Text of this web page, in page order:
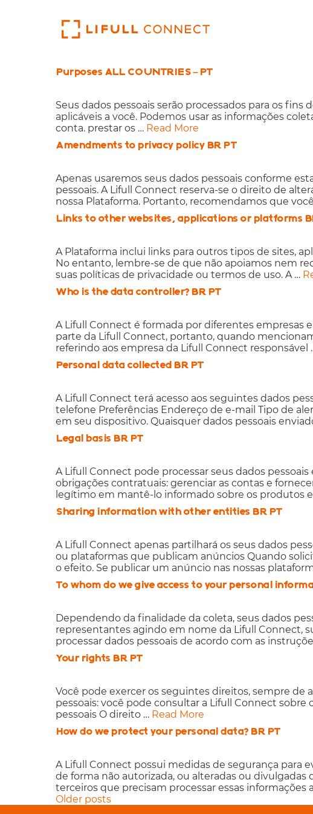
Purposes ALL COUNTRIES – PT
Seus dados pessoais serão processados ​​para os
aplicáveis ​​a você. Podemos usar as informações
conta. prestar os … Read More
Amendments to privacy policy BR PT
Apenas usaremos seus dados pessoais conforme
pessoais. A Lifull Connect reserva-se o direito de
nossa Plataforma. Portanto, recomendamos que
Links to other websites, applications or platforms
A Plataforma inclui links para outros tipos de sites,
No entanto, lembre-se de que não apoiamos nem
suas políticas de privacidade ou termos de uso. A …
Who is the data controller? BR PT
A Lifull Connect é formada por diferentes empresas
parte da Lifull Connect, portanto, quando
referindo aos empresa da Lifull Connect responsável
Personal data collected BR PT
A Lifull Connect terá acesso aos seguintes dados
telefone Preferências Endereço de e-mail Tipo de
em seu dispositivo. Quaisquer dados pessoais
Legal basis BR PT
A Lifull Connect pode processar seus dados
obrigações contratuais: gerenciar as contas e
legítimo em mantê-lo informado sobre os produtos
Sharing information with other entities BR PT
A Lifull Connect apenas partilhará os seus dados
ou plataformas que publicam anúncios Quando
o efeito. Se publicar um anúncio nas nossas
To whom do we give access to your personal
Dependendo da finalidade da coleta, seus dados
representantes agindo em nome da Lifull Connect,
processar dados pessoais de acordo com as
Your rights BR PT
Você pode exercer os seguintes direitos, sempre de
pessoais: você pode consultar a Lifull Connect sobre
pessoais O direito … Read More
How do we protect your personal data? BR PT
A Lifull Connect possui medidas de segurança para
de forma não autorizada, ou alteradas ou divulgadas
terceiros que precisam processar essas informações
Posts
Older posts